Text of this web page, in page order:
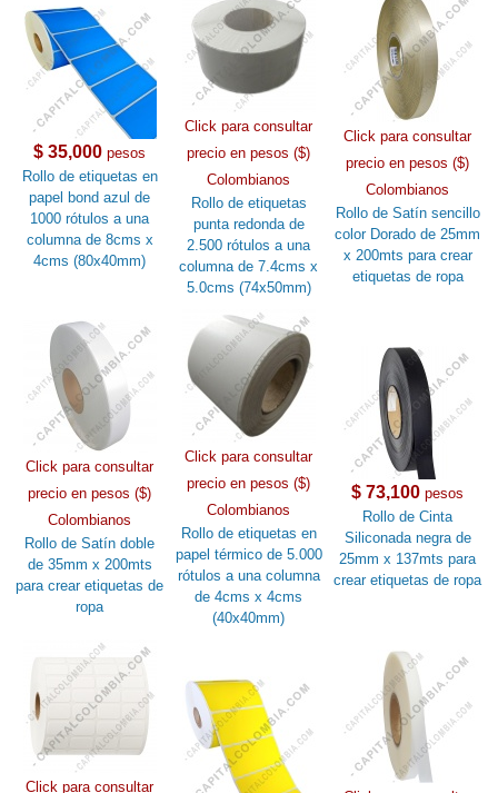
$ 35,000 pesos
Rollo de etiquetas en
papel bond azul de
1000 rótulos a una
columna de 8cms x
4cms (80x40mm)
Click para consultar
precio en pesos ($)
Colombianos
Rollo de etiquetas
punta redonda de
2.500 rótulos a una
columna de 7.4cms x
5.0cms (74x50mm)
Click para consultar
precio en pesos ($)
Colombianos
Rollo de Satín sencillo
color Dorado de 25mm
x 200mts para crear
etiquetas de ropa
Click para consultar
precio en pesos ($)
Colombianos
Rollo de Satín doble
de 35mm x 200mts
para crear etiquetas de
ropa
Click para consultar
precio en pesos ($)
Colombianos
Rollo de etiquetas en
papel térmico de 5.000
rótulos a una columna
de 4cms x 4cms
(40x40mm)
$ 73,100 pesos
Rollo de Cinta
Siliconada negra de
25mm x 137mts para
crear etiquetas de ropa
Click para consultar